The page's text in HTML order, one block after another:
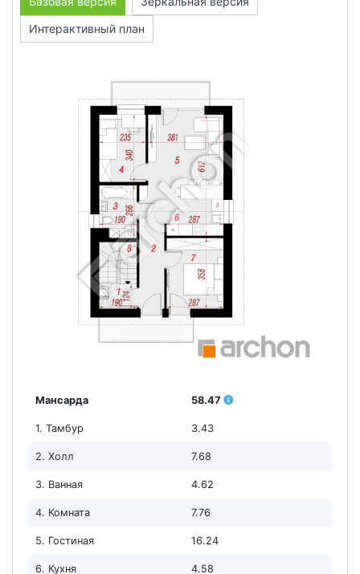
Интерактивный план
Мансарда 58.47
1. Тамбур 3.43
2. Холл 7.68
3. Ванная 4.62
4. Комната 7.76
5. Гостиная 16.24
6. Кухня 4.58